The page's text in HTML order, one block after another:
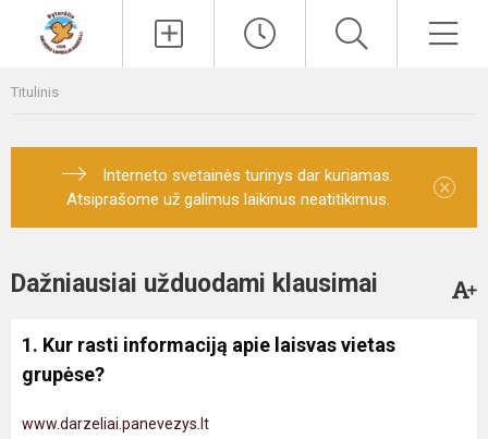
Titulinis
Interneto svetainės turinys dar kuriamas.
Atsiprašome už galimus laikinus neatitikimus.
×
Dažniausiai užduodami klausimai
1. Kur rasti informaciją apie laisvas vietas
grupėse?
www.darzeliai.panevezys.lt